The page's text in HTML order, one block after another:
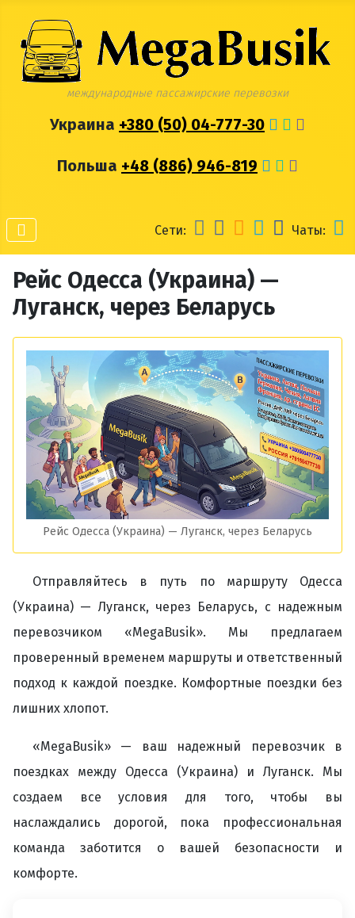
международные пассажирские перевозки
Украина +380 (50) 04-777-30
Польша +48 (886) 946-819
Сети: Чаты:
Рейс Одесса (Украина) —
Луганск, через Беларусь
Рейс Одесса (Украина) — Луганск, через Беларусь
Отправляйтесь в путь по маршруту Одесса
(Украина) — Луганск, через Беларусь, с надежным
перевозчиком «MegaBusik». Мы предлагаем
проверенный временем маршруты и ответственный
подход к каждой поездке. Комфортные поездки без
лишних хлопот.
«MegaBusik» — ваш надежный перевозчик в
поездках между Одесса (Украина) и Луганск. Мы
создаем все условия для того, чтобы вы
наслаждались дорогой, пока профессиональная
команда заботится о вашей безопасности и
комфорте.